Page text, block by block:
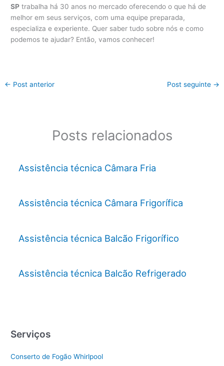
SP trabalha há 30 anos no mercado oferecendo o que há de
melhor em seus serviços, com uma equipe preparada,
especializa e experiente. Quer saber tudo sobre nós e como
podemos te ajudar? Então, vamos conhecer!
← Post anterior Post seguinte →
Posts relacionados
Assistência técnica Câmara Fria
Assistência técnica Câmara Frigorífica
Assistência técnica Balcão Frigorífico
Assistência técnica Balcão Refrigerado
Serviços
Conserto de Fogão Whirlpool